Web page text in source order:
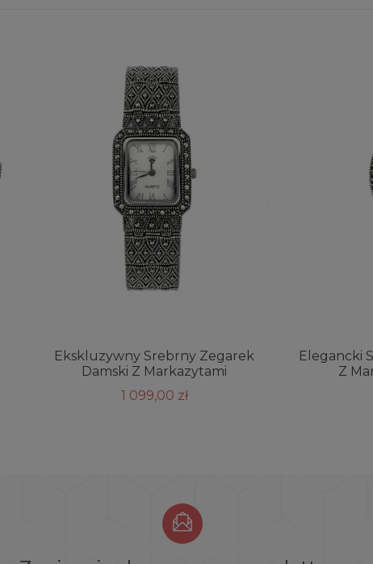
Ekskluzywny Srebrny Zegarek
Damski Z Markazytami
1 099,00 zł
Elegancki
Z